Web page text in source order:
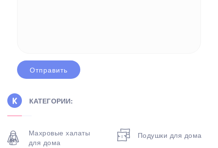
КАТЕГОРИИ:
Махровые халаты
для дома
Подушки для дома